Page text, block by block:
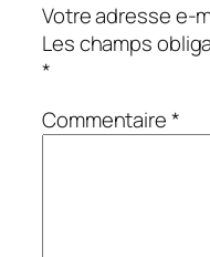
Votre adresse e-
Les champs
*
Commentaire*